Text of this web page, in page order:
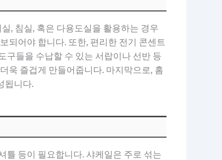
, 침실, 혹은 다용도실을 활용하는 경우
되어야 합니다. 또한, 편리한 전기 콘센트
구들을 수납할 수 있는 서랍이나 선반 등
욱 즐겁게 만들어줍니다. 마지막으로, 홈
됩니다.
틀 등이 필요합니다. 샤케일은 주로 섞는